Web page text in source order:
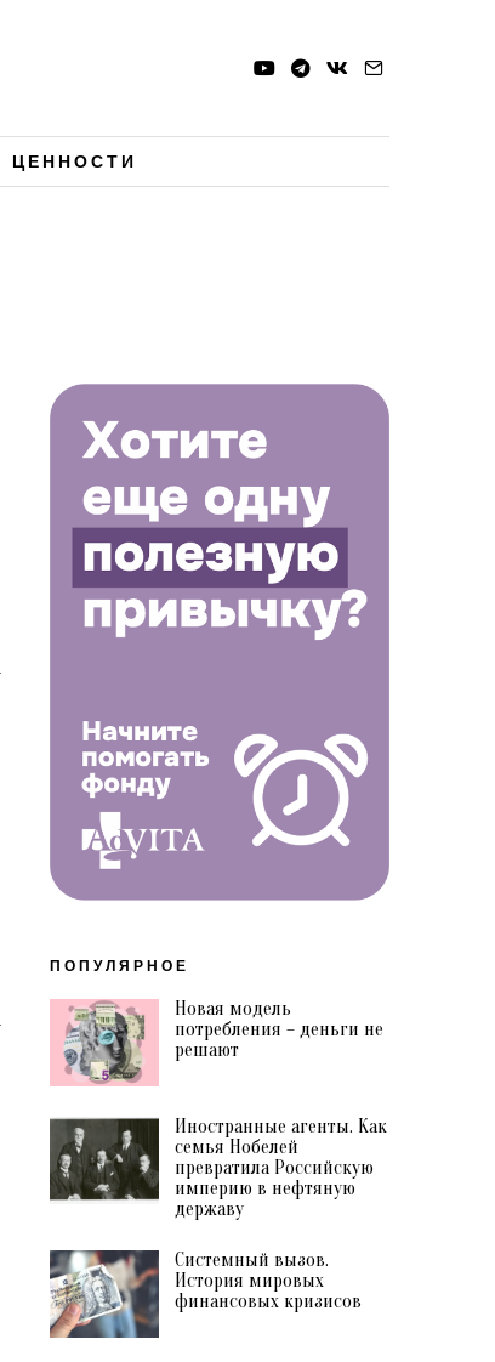
ЦЕННОСТИ
ПОПУЛЯРНОЕ
Новая модель
потребления – деньги не
решают
Иностранные агенты. Как
семья Нобелей
превратила Российскую
империю в нефтяную
державу
Системный вызов.
История мировых
финансовых кризисов